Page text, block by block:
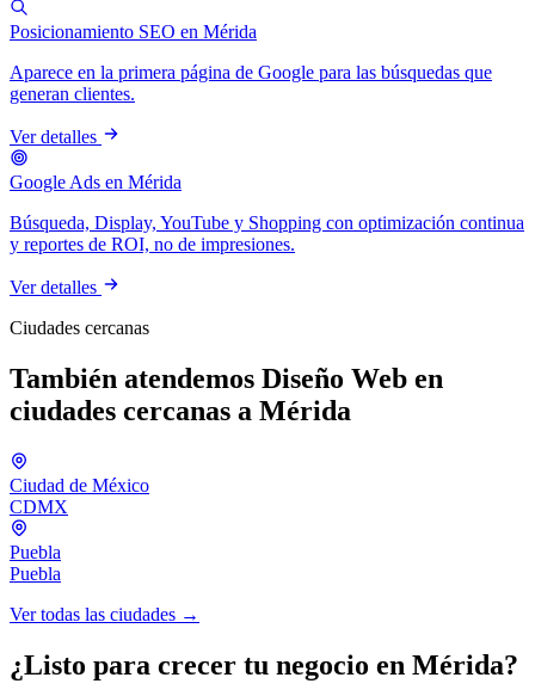
Posicionamiento SEO en Mérida
Aparece en la primera página de Google para las búsquedas que
generan clientes.
Ver detalles
Google Ads en Mérida
Búsqueda, Display, YouTube y Shopping con optimización continua
y reportes de ROI, no de impresiones.
Ver detalles
Ciudades cercanas
También atendemos Diseño Web en
ciudades cercanas a Mérida
Ciudad de México
CDMX
Puebla
Puebla
Ver todas las ciudades →
¿Listo para crecer tu negocio en Mérida?